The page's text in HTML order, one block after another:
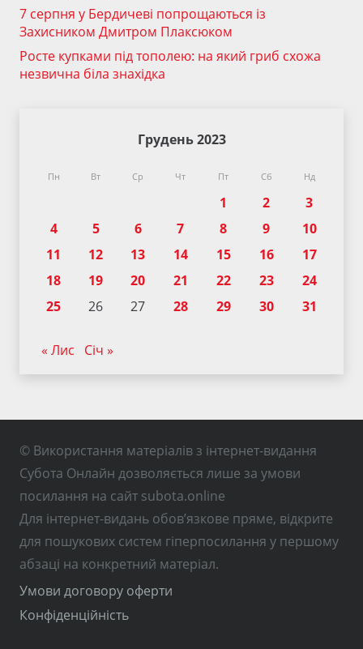
7 серпня у Бердичеві попрощаються із
Захисником Дмитром Плаксюком
Росте купками під тополею: на який гриб схожа
незвична біла знахідка
Грудень 2023
Пн Вт Ср Чт Пт Сб Нд
1 2
3
4
5 6 7 8 9
10
11
12 13 14 15 16
17
18
19 20 21 22 23
24
25
26 27 28 29 30 31
« Лис Січ »
© Використання матеріалів з інтернет-видання
Субота Онлайн дозволяється лише за умови
посилання на сайт subota.online
Для інтернет-видань обов’язкове пряме, відкрите
для пошукових систем гіперпосилання у першому
абзаці на конкретний матеріал.
Умови договору оферти
Конфіденційність